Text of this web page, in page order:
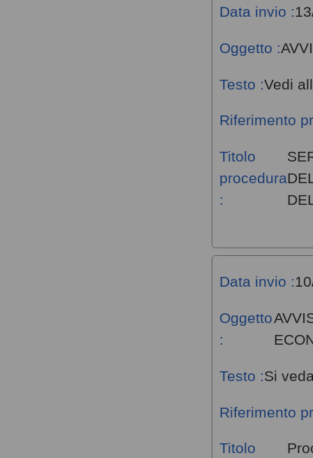
Data invio :
Oggetto :
Testo :Vedi
Riferimento
Titolo
procedura
:
Data invio :
Oggetto
:
Testo :Si
Riferimento
Titolo